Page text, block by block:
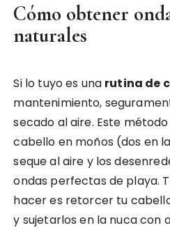
Cómo obtener
naturales
Si lo tuyo es una rutina de
mantenimiento,
secado al aire. Este
cabello en moños (dos en
seque al aire y los
ondas perfectas de playa.
hacer es retorcer tu
y sujetarlos en la nuca con